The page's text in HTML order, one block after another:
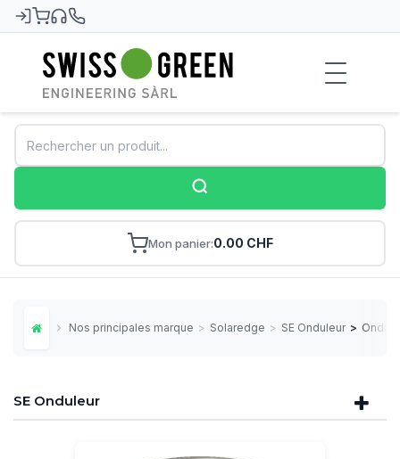
Swiss-Green
Mon panier 0.00 CHF
Home Nos principales marques> Solaredge > SE Onduleur >
SE Onduleur